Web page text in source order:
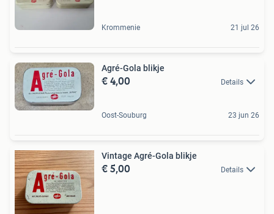
Krommenie 21 jul 26
Agré-Gola blikje
€ 4,00 Details
Oost-Souburg 23 jun 26
Vintage Agré-Gola blikje
€ 5,00 Details